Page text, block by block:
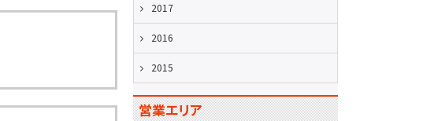
2017
2016
2015
営業エリア